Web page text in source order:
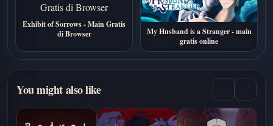
Exhibit of Sorrows - Main Gratis
di Browser
My Husband is a Stranger - main
gratis online
You might also like